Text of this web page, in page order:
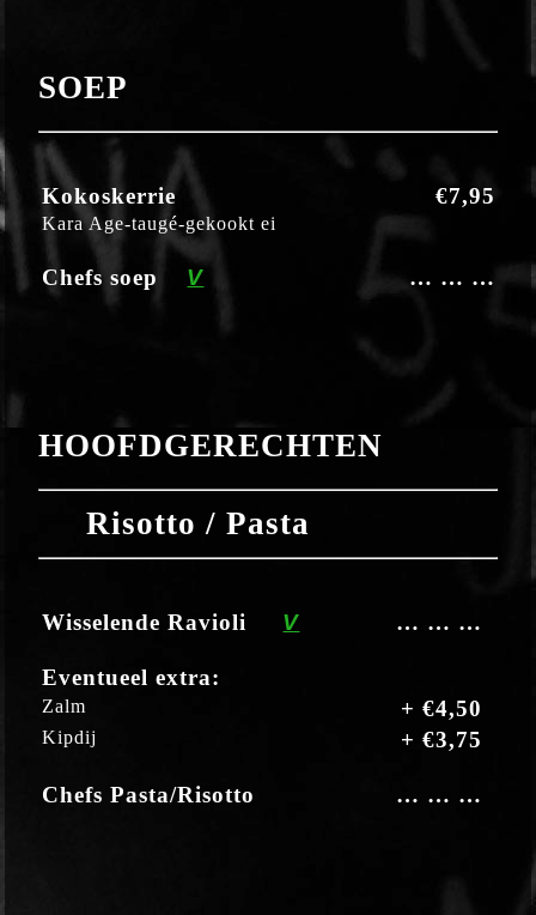
SOEP
Kokoskerrie
Kara Age-taugé-gekookt ei
€7,95
Chefs soep V … … …
HOOFDGERECHTEN
Risotto / Pasta
Wisselende Ravioli V … … …
Eventueel extra:
Zalm + €4,50
Kipdij + €3,75
Chefs Pasta/Risotto … … …